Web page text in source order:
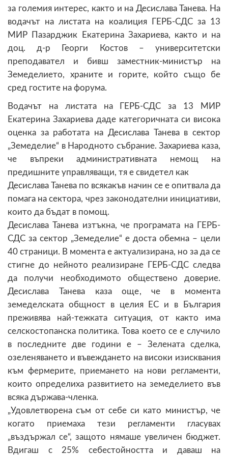
за големия интерес, както и на Десислава Танева. На
водачът на листата на коалиция ГЕРБ-СДС за 13
МИР Пазарджик Екатерина Захариева, както и на
доц. д-р Георги Костов – университетски
преподавател и бивш заместник-министър на
Земеделието, храните и горите, който също бе
сред гостите на форума.
Водачът на листата на ГЕРБ-СДС за 13 МИР
Екатерина Захариева даде категоричната си висока
оценка за работата на Десислава Танева в сектор
„Земеделие“ в Народното събрание. Захариева каза,
че въпреки административната немощ на
предишните управляващи, тя е свидетел как
Десислава Танева по всякакъв начин се е опитвала да
помага на сектора, чрез законодателни инициативи,
които да бъдат в помощ.
Десислава Танева изтъкна, че програмата на ГЕРБ-
СДС за сектор „Земеделие“ е доста обемна – цели
40 страници. В момента е актуализирана, но за да се
стигне до нейното реализиране ГЕРБ-СДС следва
да получи необходимото обществено доверие.
Десислава Танева каза още, че в момента
земеделската общност в целия ЕС и в България
преживява най-тежката ситуация, от както има
селскостопанска политика. Това което се е случило
в последните две години е – Зелената сделка,
озеленяването и въвеждането на високи изисквания
към фермерите, приемането на нови регламенти,
които определиха развитието на земеделието във
всяка държава-членка.
„Удовлетворена съм от себе си като министър, че
когато приемаха тези регламенти гласувах
„въздържал се“, защото нямаше увеличен бюджет.
Вдигаш с 25% себестойността и даваш на